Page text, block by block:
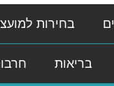
בחירות
בריאות